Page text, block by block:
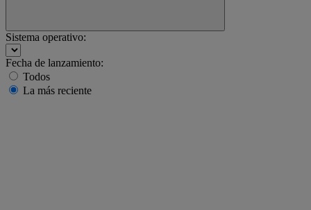
Sistema operativo:
Fecha de lanzamiento:
Todos
La más reciente